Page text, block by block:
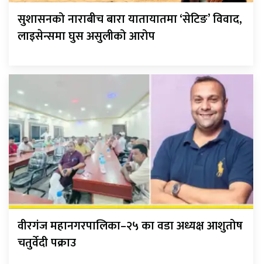
सुशासनको नाराबीच बारा यातायातमा ‘सेटिङ’ विवाद,
लाइसेन्समा घुस असुलीको आरोप
वीरगंज महानगरपालिका–२५ का वडा अध्यक्ष आशुतोष
चतुर्वेदी पक्राउ